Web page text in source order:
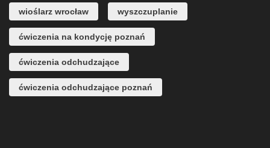
wioślarz wrocław wyszczuplanie
ćwiczenia na kondycję poznań
ćwiczenia odchudzające
ćwiczenia odchudzające poznań